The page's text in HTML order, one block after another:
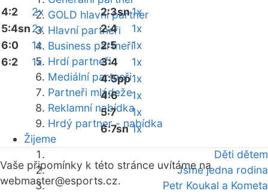
GOLD hlavní partner
Hlavní partneři
Business partneři
Hrdí partneři
Mediální partneři
Partneři mládeže
Reklamní nabídka
Hrdý partner - nabídka
Žijeme
Děti dětem
Jsme jedna rodina
Petr Koukal a Kometa
4:2
2x
5:4sn2x
6:0
1x
6:2
1x
2:3sn1x
2:4
1x
2:5
1x
3:4
1x
4:5pp1x
4:6
1x
5:7
1x
6:7sn 1x
Vaše připomínky k této stránce uvítáme na
webmaster@esports.cz.